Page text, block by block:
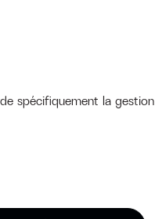
spécifiquement la gestion